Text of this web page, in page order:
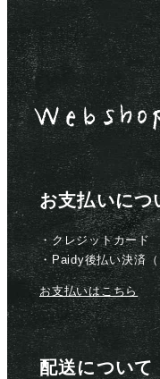
お支払いにつ
・クレジットカード
・Paidy後払い決済（
お支払いはこちら
配送について